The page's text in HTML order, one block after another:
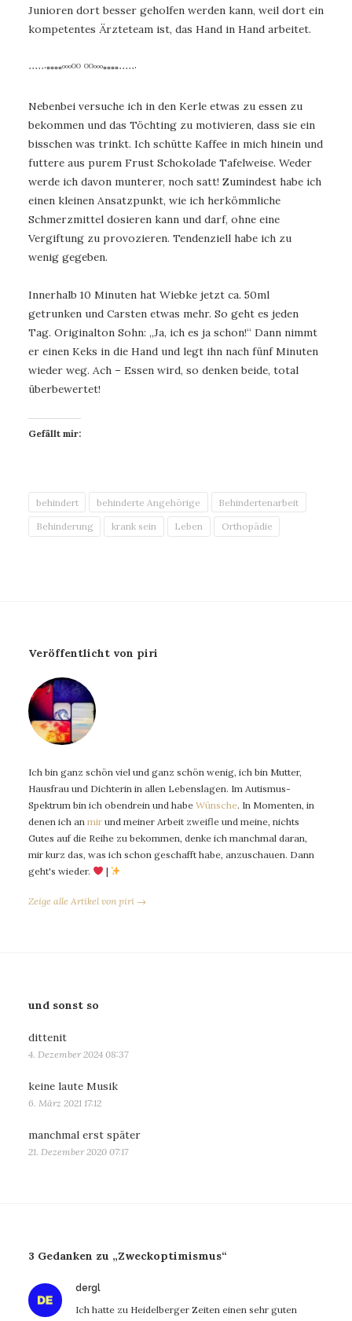
Junioren dort besser geholfen werden kann, weil dort ein
kompetentes Ärzteteam ist, das Hand in Hand arbeitet.
∙∙∙∙∙·▫▫▫▫ᵒᵒᵒᴼᴼ ᴼᴼᵒᵒᵒ▫▫▫▫∙∙∙∙∙·
Nebenbei versuche ich in den Kerle etwas zu essen zu
bekommen und das Töchting zu motivieren, dass sie ein
bisschen was trinkt. Ich schütte Kaffee in mich hinein und
futtere aus purem Frust Schokolade Tafelweise. Weder
werde ich davon munterer, noch satt! Zumindest habe ich
einen kleinen Ansatzpunkt, wie ich herkömmliche
Schmerzmittel dosieren kann und darf, ohne eine
Vergiftung zu provozieren. Tendenziell habe ich zu
wenig gegeben.
Innerhalb 10 Minuten hat Wiebke jetzt ca. 50ml
getrunken und Carsten etwas mehr. So geht es jeden
Tag. Originalton Sohn: „Ja, ich es ja schon!“ Dann nimmt
er einen Keks in die Hand und legt ihn nach fünf Minuten
wieder weg. Ach – Essen wird, so denken beide, total
überbewertet!
Gefällt mir:
behindert behinderte Angehörige Behindertenarbeit
Behinderung krank sein Leben Orthopädie
Veröffentlicht von piri
Ich bin ganz schön viel und ganz schön wenig, ich bin Mutter,
Hausfrau und Dichterin in allen Lebenslagen. Im Autismus-
Spektrum bin ich obendrein und habe Wünsche. In Momenten, in
denen ich an mir und meiner Arbeit zweifle und meine, nichts
Gutes auf die Reihe zu bekommen, denke ich manchmal daran,
mir kurz das, was ich schon geschafft habe, anzuschauen. Dann
geht's wieder.
|
Zeige alle Artikel von piri →
und sonst so
dittenit
4. Dezember 2024 08:37
keine laute Musik
6. März 2021 17:12
manchmal erst später
21. Dezember 2020 07:17
3 Gedanken zu „Zweckoptimismus“
dergl
Ich hatte zu Heidelberger Zeiten einen sehr guten